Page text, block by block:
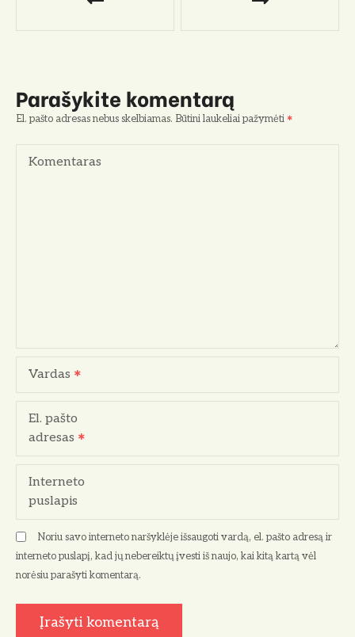
g
c
a
š
ų
Parašykite komentarą
El. pašto adresas nebus skelbiamas. Būtini laukeliai pažymėti
Komentaras
Vardas
El. pašto
adresas
Interneto
puslapis
Noriu savo interneto naršyklėje išsaugoti vardą, el. pašto adresą ir
interneto puslapį, kad jų nebereiktų įvesti iš naujo, kai kitą kartą vėl
norėsiu parašyti komentarą.